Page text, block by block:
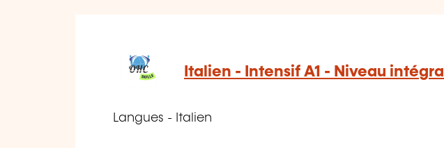
Italien - Intensif A1 - Niveau intégral
Langues - Italien